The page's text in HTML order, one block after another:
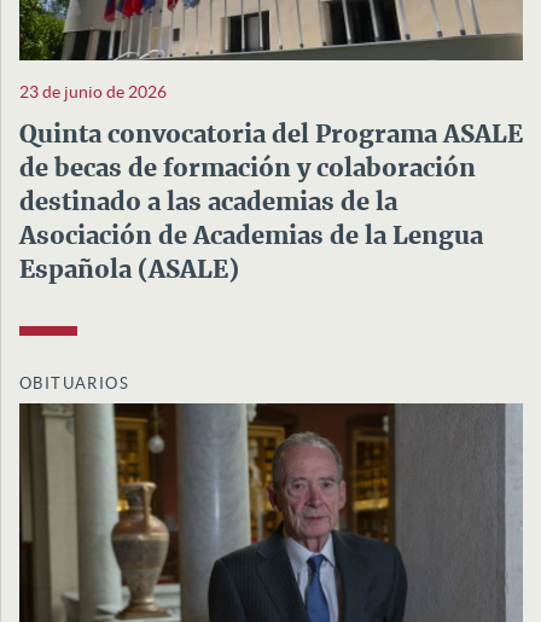
23 de junio de 2026
Quinta convocatoria del Programa ASALE
de becas de formación y colaboración
destinado a las academias de la
Asociación de Academias de la Lengua
Española (ASALE)
OBITUARIOS